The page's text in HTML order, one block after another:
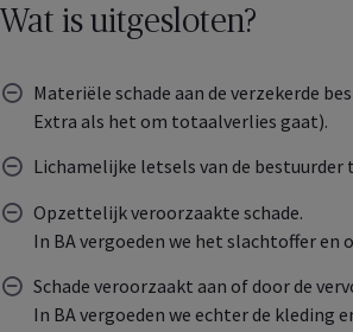
Wat is uitgesloten?
Materiële schade aan de verzekerde
Extra als het om totaalverlies gaat).
Lichamelijke letsels van de
Opzettelijk veroorzaakte schade.
In BA vergoeden we het slachtoffer en
Schade veroorzaakt aan of door de
In BA vergoeden we echter de kleding